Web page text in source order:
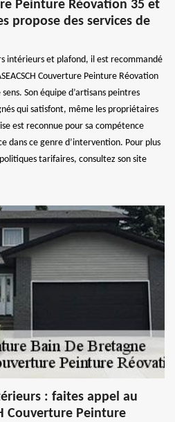
Peinture Réovation 35 et
propose des services de
intérieurs et plafond, il est recommandé
Couverture Peinture Réovation
Son équipe d’artisans peintres
qui satisfont, même les propriétaires
est reconnue pour sa compétence
dans ce genre d’intervention. Pour plus
tarifaires, consultez son site
: faites appel au
Couverture Peinture